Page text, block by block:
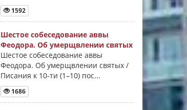
1592
Шестое собеседование аввы
Феодора. Об умерщвлении святых
Шестое собеседование аввы
Феодора. Об умерщвлении святых /
Писания к 10-ти (1–10) пос...
1686